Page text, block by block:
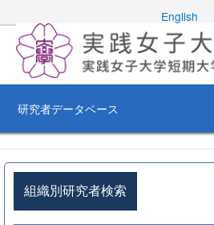
English
研究者データベース
組織別研究者検索